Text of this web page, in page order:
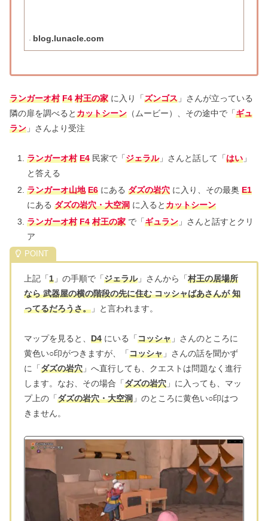
blog.lunacle.com
ランガーオ村 F4 村王の家 に入り「ズンゴス 」さんが立っている
隣の扉を調べるとカットシーン （ムービー）、その途中で「ギュ
ラン 」さんより受注
ランガーオ村 E4民家で「ジェラル」さんと話して「はい」
と答える
ランガーオ山地 E6にある ダズの岩穴に入り、その最奥 E1
にある ダズの岩穴・大空洞に入るとカットシーン
ランガーオ村 F4 村王の家で「ギュラン」さんと話すとクリ
ア
上記「1 」の手順で「ジェラル」さんから「村王の居場所
なら 武器屋の横の階段の先に住む コッシャばあさんが 知
ってるだろうさ。 」と言われます。
マップを見ると、 D4 にいる「コッシャ 」さんのところに
黄色い○印がつきますが、「コッシャ 」さんの話を聞かず
に「ダズの岩穴 」へ直行しても、クエストは問題なく進行
します。なお、その場合「ダズの岩穴 」に入っても、マッ
プ上の「ダズの岩穴・大空洞 」のところに黄色い○印はつ
きません。